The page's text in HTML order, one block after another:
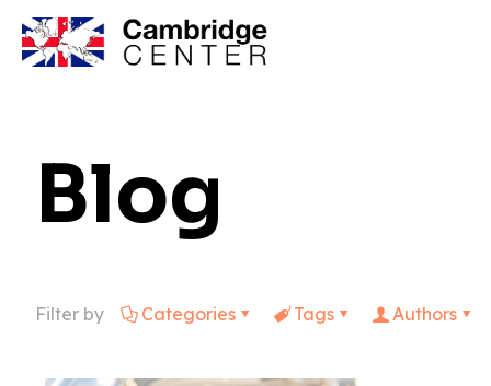
Blog
Filter by Categories Tags Authors